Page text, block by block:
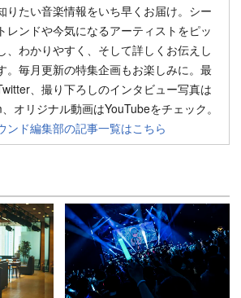
りたい音楽情報をいち早くお届け。シー
レンドや今気になるアーティストをピッ
、わかりやすく、そして詳しくお伝えし
。毎月更新の特集企画もお楽しみに。最
、撮り下ろしのインタビュー写真は
オリジナル動画はYouTubeをチェック。
ンド編集部の記事一覧はこちら